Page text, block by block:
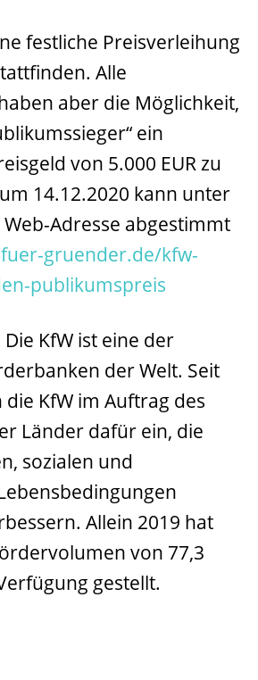
festliche Preisverleihung
Alle
aber die Möglichkeit,
ein
von 5.000 EUR zu
14.12.2020 kann unter
Adresse abgestimmt
gruender.de/kfw-
publikumspreis
Die KfW ist eine der
der Welt. Seit
die KfW im Auftrag des
Länder dafür ein, die
sozialen und
Allein 2019 hat
von 77,3
gestellt.